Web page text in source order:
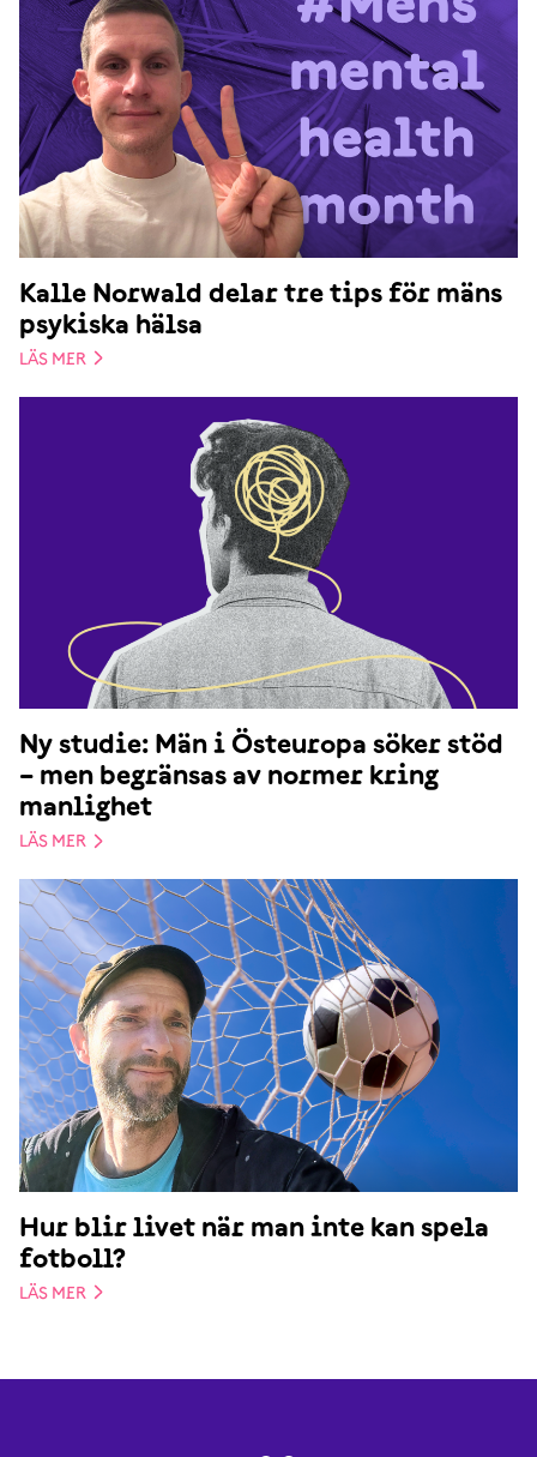
Kalle Norwald delar tre tips för mäns
psykiska hälsa
LÄS MER
Ny studie: Män i Östeuropa söker stöd
– men begränsas av normer kring
manlighet
LÄS MER
Hur blir livet när man inte kan spela
fotboll?
LÄS MER